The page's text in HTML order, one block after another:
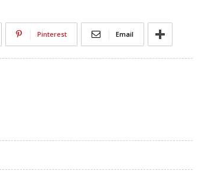
Pinterest Email